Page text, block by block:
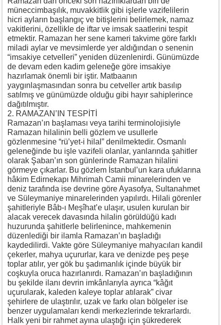
müneccimbaşılık, muvakkitlik gibi işlerle vazifelilerin
hicri ayların başlangıç ve bitişlerini belirlemek, namaz
vakitlerini, özellikle de iftar ve imsak saatlerini tespit
etmektir. Ramazan her sene kameri takvime göre farklı
miladi aylar ve mevsimlerde yer aldığından o senenin
“imsakiye cetvelleri” yeniden düzenlenirdi. Günümüzde
de devam eden kadim geleneğe göre imsakiye
hazırlamak önemli bir iştir. Matbaanın
yaygınlaşmasından sonra bu cetveller artık basılıp
satılmış ve günümüzde olduğu gibi hayır sahiplerince
dağıtılmıştır.
2. RAMAZAN’IN TESPİTİ
Ramazan’ın başlaması veya tarihi terminolojisiyle
Ramazan hilalinin belli gözlem ve usullerle
gözlenmesine “rü’yet-i hilal” denilmektedir. Osmanlı
geleneğinde bu işle vazifeli olanlar, yanlarında şahitler
olarak Şaban’ın son günlerinde Ramazan hilalini
görmeye çıkarlar. Bu gözlem İstanbul’un kara ufuklarına
hâkim Edirnekapı Mihrimah Camii minarelerinden ve
deniz tarafında ise devrine göre Ayasofya, Sultanahmet
ve Süleymaniye minarelerinden yapılırdı. Hilali görenler
şahitleriyle Bâb-ı Meşîhat’e ulaşır, usulen kurulan bir
alacak verecek davasında hilalin görüldüğü kadı
huzurunda şahitlerle belirlenince, mahkemenin
düzenlediği bir ilamla Ramazan’ın başladığı
kaydedilirdi. Vakte göre Süleymaniye mahyacıları kandil
çekerler, mahya uçururlar, kara ve denizde peş peşe
toplar atılır, yer gök bu şadımanlık içinde büyük bir
coşkuyla oruca hazırlanırdı. Ramazan’ın başladığının
bu şekilde ilanı devrin imkânlarıyla ayrıca “kâğıt
uçurularak, kaleden kaleye toplar atılarak” civar
şehirlere de ulaştırılır, uzak ve farkı olan bölgeler ise
benzer uygulamaları kendi merkezlerinde tekrarlardı.
Halk yeni bir rahmet ayına ulaştığı için şükrederek